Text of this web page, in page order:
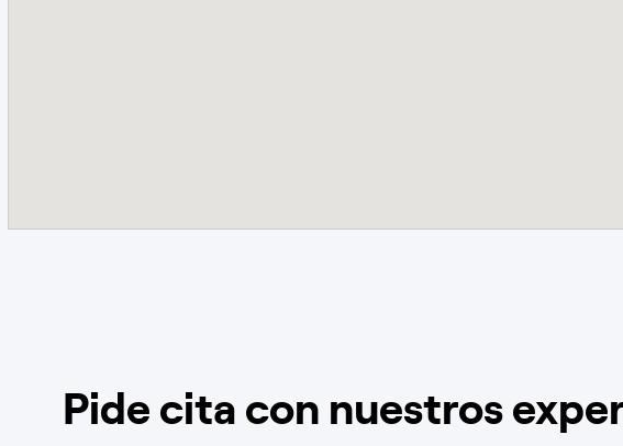
Pide cita con nuestros